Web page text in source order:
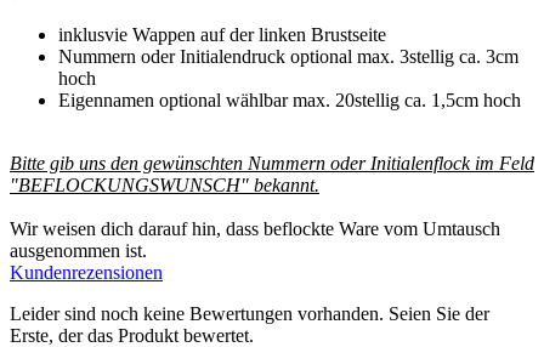
inklusvie Wappen auf der linken Brustseite
Nummern oder Initialendruck optional max. 3stellig ca. 3cm
hoch
Eigennamen optional wählbar max. 20stellig ca. 1,5cm hoch
Bitte gib uns den gewünschten Nummern oder Initialenflock im Feld
"BEFLOCKUNGSWUNSCH" bekannt.
Wir weisen dich darauf hin, dass beflockte Ware vom Umtausch
ausgenommen ist.
Kundenrezensionen
Leider sind noch keine Bewertungen vorhanden. Seien Sie der
Erste, der das Produkt bewertet.